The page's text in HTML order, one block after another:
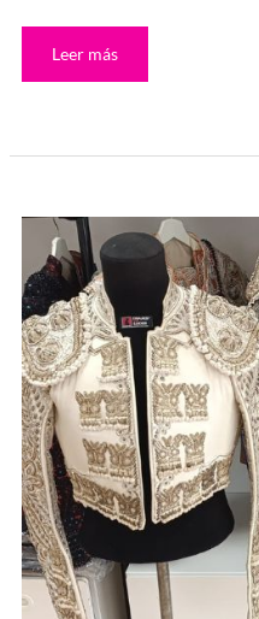
Leer más
Traje
de
una
Figura
Toreo